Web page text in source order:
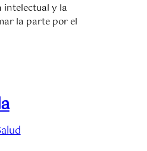
intelectual y la
la parte por el